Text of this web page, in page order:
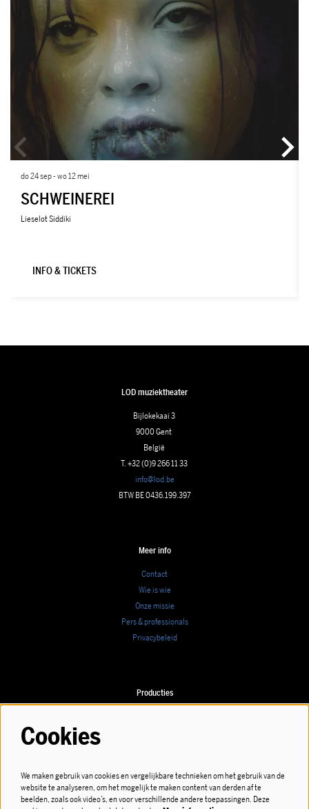
SCHWEINEREI
Lieselot Siddiki
do 24 sep-wo 12 mei
INFO & TICKETS
LOD muziektheater
Bijlokekaai 3
9000 Gent
België
T. +32 (0)9 266 11 33
info@lod.be
BTW BE 0436.199.397
Meer info
Contact
Wie is wie
Onze missie
Pers & professionals
Privacybeleid
Producties
Volg ons
Cookies
We maken gebruik van cookies en vergelijkbare technieken om het gebruik van de
website te analyseren, om het mogelijk te maken content van derden af te
beelden, zoals ook video’s, en voor verschillende andere toepassingen. Deze